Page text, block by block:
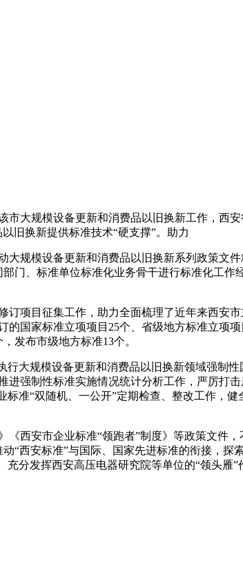
市大规模设备更新和消费品以旧换新工作，西
旧换新提供标准技术“硬支撑”。助力
规模设备更新和消费品以旧换新系列政策文
门、标准单位标准化业务骨干进行标准化工
订项目征集工作，助力全面梳理了近年来西安
国家标准立项项目25个、省级地方标准立项
发布市级地方标准13个。
大规模设备更新和消费品以旧换新领域强制
强制性标准实施情况统计分析工作，严厉打
准“双随机、一公开”定期检查、整改工作，
西安市企业标准“领跑者”制度》等政策文件
“西安标准”与国际、国家先进标准的衔接，探
分发挥西安高压电器研究院等单位的“领头雁